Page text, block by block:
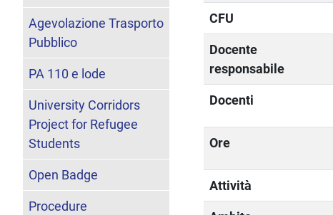
CFU
Docente
responsabile
Docenti
Ore
Attività
Agevolazione Trasporto
Pubblico
PA 110 e lode
University Corridors
Project for Refugee
Students
Open Badge
Procedure